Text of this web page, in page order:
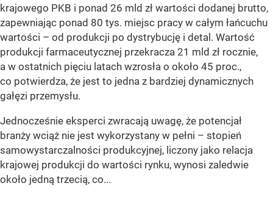
krajowego PKB i ponad 26 mld zł wartości dodanej brutto,
zapewniając ponad 80 tys. miejsc pracy w całym łańcuchu
wartości – od produkcji po dystrybucję i detal. Wartość
produkcji farmaceutycznej przekracza 21 mld zł rocznie,
a w ostatnich pięciu latach wzrosła o około 45 proc.,
co potwierdza, że jest to jedna z bardziej dynamicznych
gałęzi przemysłu.
Jednocześnie eksperci zwracają uwagę, że potencjał
branży wciąż nie jest wykorzystany w pełni – stopień
samowystarczalności produkcyjnej, liczony jako relacja
krajowej produkcji do wartości rynku, wynosi zaledwie
około jedną trzecią, co...